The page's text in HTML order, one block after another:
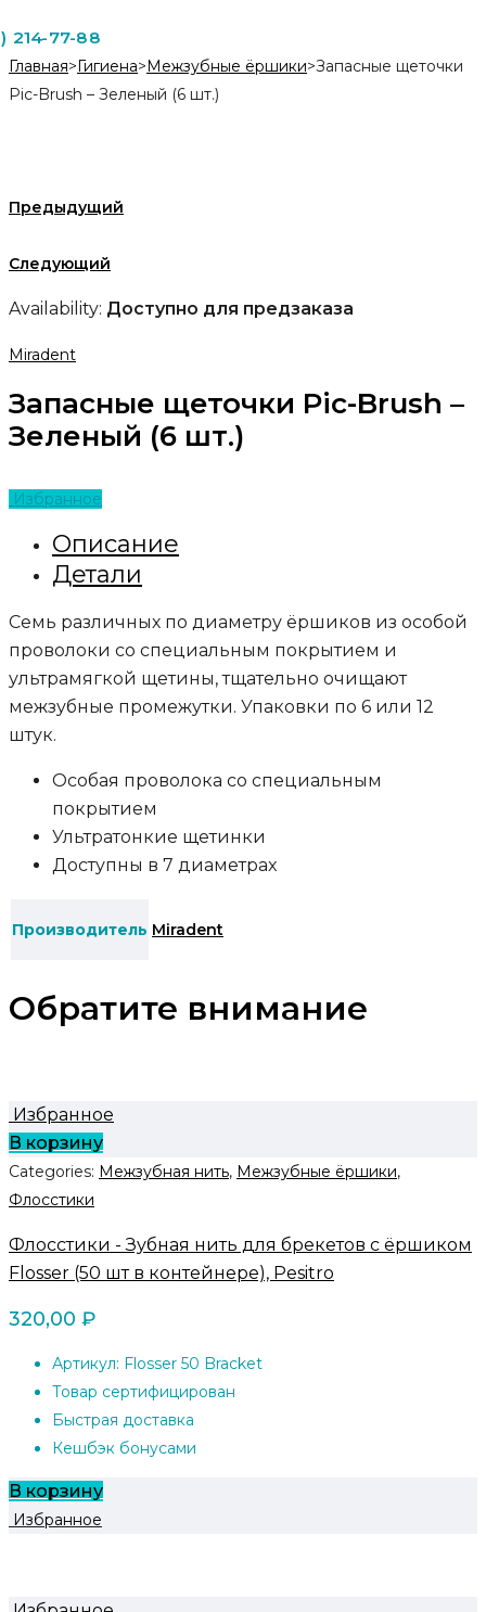
214-77-88
Главная>Гигиена>Межзубные ёршики>Запасные щеточки
Pic-Brush – Зеленый (6 шт.)
Предыдущий
Следующий
Availability: Доступно для предзаказа
Miradent
Запасные щеточки Pic-Brush –
Зеленый (6 шт.)
Избранное
Описание
Детали
Семь различных по диаметру ёршиков из особой
проволоки со специальным покрытием и
ультрамягкой щетины, тщательно очищают
межзубные промежутки. Упаковки по 6 или 12
штук.
Особая проволока со специальным
покрытием
Ультратонкие щетинки
Доступны в 7 диаметрax
Производитель Miradent
Обратите внимание
Избранное
В корзину
Categories: Межзубная нить, Межзубные ёршики,
Флосстики
Флосстики - Зубная нить для брекетов с ёршиком
Flosser (50 шт в контейнере), Pesitro
320,00 ₽
Артикул: Flosser 50 Bracket
Товар сертифицирован
Быстрая доставка
Кешбэк бонусами
В корзину
Избранное